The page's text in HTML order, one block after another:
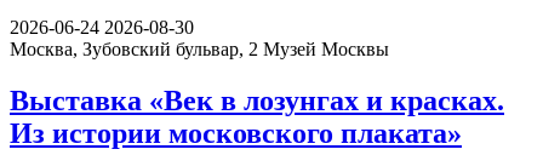
2026-06-24 2026-08-30
Москва, Зубовский бульвар, 2 Музей Москвы
Выставка «Век в лозунгах и красках.
Из истории московского плаката»